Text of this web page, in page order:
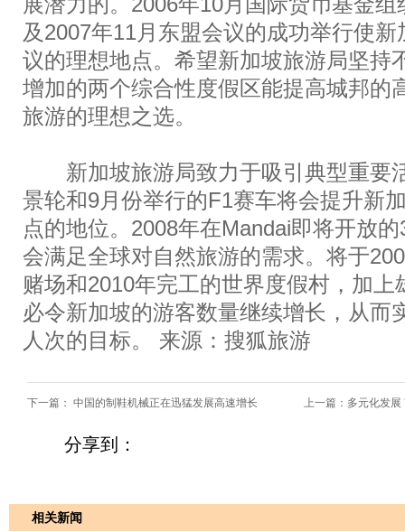
及2007年11月东盟会议的成功举行使
议的理想地点。希望新加坡旅游局坚持
增加的两个综合性度假区能提高城邦的
旅游的理想之选。
新加坡旅游局致力于吸引典型重要
景轮和9月份举行的F1赛车将会提升新
点的地位。2008年在Mandai即将开放
会满足全球对自然旅游的需求。将于
赌场和2010年完工的世界度假村，加上
必令新加坡的游客数量继续增长，从而
人次的目标。 来源：搜狐旅游
下一篇： 中国的制鞋机械正在迅猛发展高速增长 上一篇： 多元化发展
分享到：
相关新闻